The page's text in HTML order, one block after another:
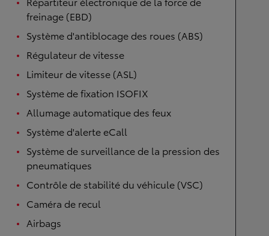
freinage (EBD)
Système d'antiblocage des roues (ABS)
Régulateur de vitesse
Limiteur de vitesse (ASL)
Système de fixation ISOFIX
Allumage automatique des feux
Système d'alerte eCall
Système de surveillance de la pression des
pneumatiques
Contrôle de stabilité du véhicule (VSC)
Caméra de recul
Airbags